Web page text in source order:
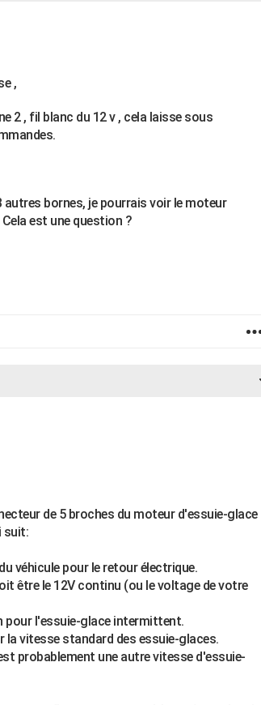
,
2 , fil blanc du 12 v , cela laisse sous
autres bornes, je pourrais voir le moteur
est une question ?
de 5 broches du moteur d'essuie-glace
suit:
véhicule pour le retour électrique.
être le 12V continu (ou le voltage de votre
pour l'essuie-glace intermittent.
la vitesse standard des essuie-glaces.
probablement une autre vitesse d'essuie-